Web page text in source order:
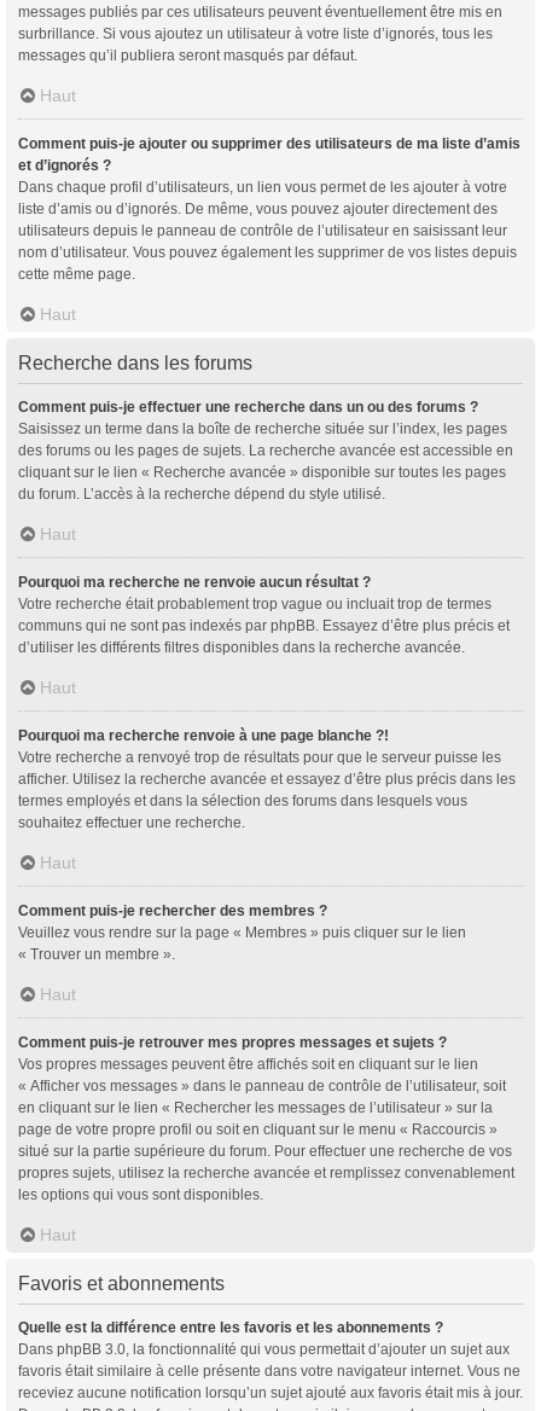
messages publiés par ces utilisateurs peuvent éventuellement être mis en
surbrillance. Si vous ajoutez un utilisateur à votre liste d’ignorés, tous les
messages qu’il publiera seront masqués par défaut.
Haut
Comment puis-je ajouter ou supprimer des utilisateurs de ma liste d’amis
et d’ignorés ?
Dans chaque profil d’utilisateurs, un lien vous permet de les ajouter à votre
liste d’amis ou d’ignorés. De même, vous pouvez ajouter directement des
utilisateurs depuis le panneau de contrôle de l’utilisateur en saisissant leur
nom d’utilisateur. Vous pouvez également les supprimer de vos listes depuis
cette même page.
Haut
Recherche dans les forums
Comment puis-je effectuer une recherche dans un ou des forums ?
Saisissez un terme dans la boîte de recherche située sur l’index, les pages
des forums ou les pages de sujets. La recherche avancée est accessible en
cliquant sur le lien « Recherche avancée » disponible sur toutes les pages
du forum. L’accès à la recherche dépend du style utilisé.
Haut
Pourquoi ma recherche ne renvoie aucun résultat ?
Votre recherche était probablement trop vague ou incluait trop de termes
communs qui ne sont pas indexés par phpBB. Essayez d’être plus précis et
d’utiliser les différents filtres disponibles dans la recherche avancée.
Haut
Pourquoi ma recherche renvoie à une page blanche ?!
Votre recherche a renvoyé trop de résultats pour que le serveur puisse les
afficher. Utilisez la recherche avancée et essayez d’être plus précis dans les
termes employés et dans la sélection des forums dans lesquels vous
souhaitez effectuer une recherche.
Haut
Comment puis-je rechercher des membres ?
Veuillez vous rendre sur la page « Membres » puis cliquer sur le lien
« Trouver un membre ».
Haut
Comment puis-je retrouver mes propres messages et sujets ?
Vos propres messages peuvent être affichés soit en cliquant sur le lien
« Afficher vos messages » dans le panneau de contrôle de l’utilisateur, soit
en cliquant sur le lien « Rechercher les messages de l’utilisateur » sur la
page de votre propre profil ou soit en cliquant sur le menu « Raccourcis »
situé sur la partie supérieure du forum. Pour effectuer une recherche de vos
propres sujets, utilisez la recherche avancée et remplissez convenablement
les options qui vous sont disponibles.
Haut
Favoris et abonnements
Quelle est la différence entre les favoris et les abonnements ?
Dans phpBB 3.0, la fonctionnalité qui vous permettait d’ajouter un sujet aux
favoris était similaire à celle présente dans votre navigateur internet. Vous ne
receviez aucune notification lorsqu’un sujet ajouté aux favoris était mis à jour.